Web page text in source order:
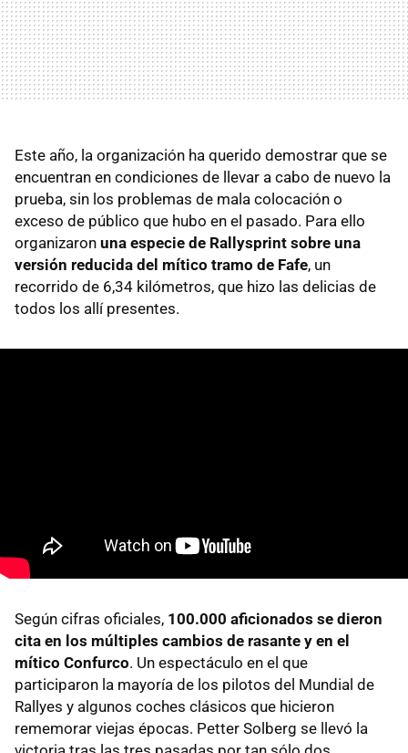
Este año, la organización ha querido demostrar que se
encuentran en condiciones de llevar a cabo de nuevo la
prueba, sin los problemas de mala colocación o
exceso de público que hubo en el pasado. Para ello
organizaron una especie de Rallysprint sobre una
versión reducida del mítico tramo de Fafe, un
recorrido de 6,34 kilómetros, que hizo las delicias de
todos los allí presentes.
Según cifras oficiales, 100.000 aficionados se dieron
cita en los múltiples cambios de rasante y en el
mítico Confurco. Un espectáculo en el que
participaron la mayoría de los pilotos del Mundial de
Rallyes y algunos coches clásicos que hicieron
rememorar viejas épocas. Petter Solberg se llevó la